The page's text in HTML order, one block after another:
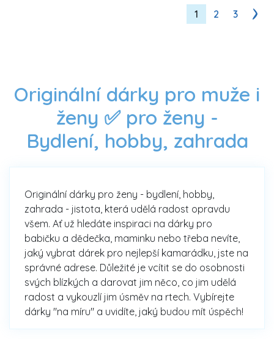
1 2 3
Originální dárky pro muže i
ženy ✅ pro ženy -
Bydlení, hobby, zahrada
Originální dárky pro ženy - bydlení, hobby,
zahrada - jistota, která udělá radost opravdu
všem. Ať už hledáte inspiraci na dárky pro
babičku a dědečka, maminku nebo třeba nevíte,
jaký vybrat dárek pro nejlepší kamarádku, jste na
správné adrese. Důležité je vcítit se do osobnosti
svých blízkých a darovat jim něco, co jim udělá
radost a vykouzlí jim úsměv na rtech. Vybírejte
dárky "na míru" a uvidíte, jaký budou mít úspěch!